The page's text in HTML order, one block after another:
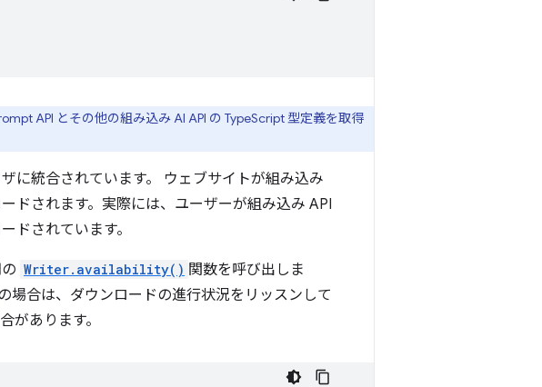
API とその他の組み込み AI API の TypeScript 型定義を取得
に統合されています。 ウェブサイトが組み込み
ドされます。実際には、ユーザーが組み込み API
ドされています。
Writer.availability() 関数を呼び出しま
場合は、ダウンロードの進行状況をリッスンして
があります。